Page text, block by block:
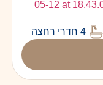
4 חדרי רחצה